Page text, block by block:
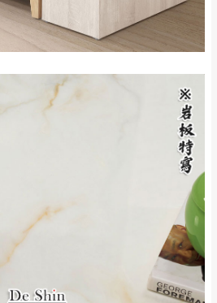
深坑山區
以上：免
以下：
元
產品另收運費
卓蘭鎮、三灣、通
霄山區、西湖、泰
安鄉、大湖鄉、頭
數：5~14天
貨日當天以電話聯絡確認
吊車或其他的吊掛方式吊運，
行支付。
裝、配送的問題，並非一般
無法指定特定時間送達，司
皆會再與您通知，讓你不用整
節省您的寶貴時間。
配送較為不易，故暫無法配送
。
取兩聯式發票，發票將於商品
另行寄出，另外約加上2~7個
國定假日將順延寄送。